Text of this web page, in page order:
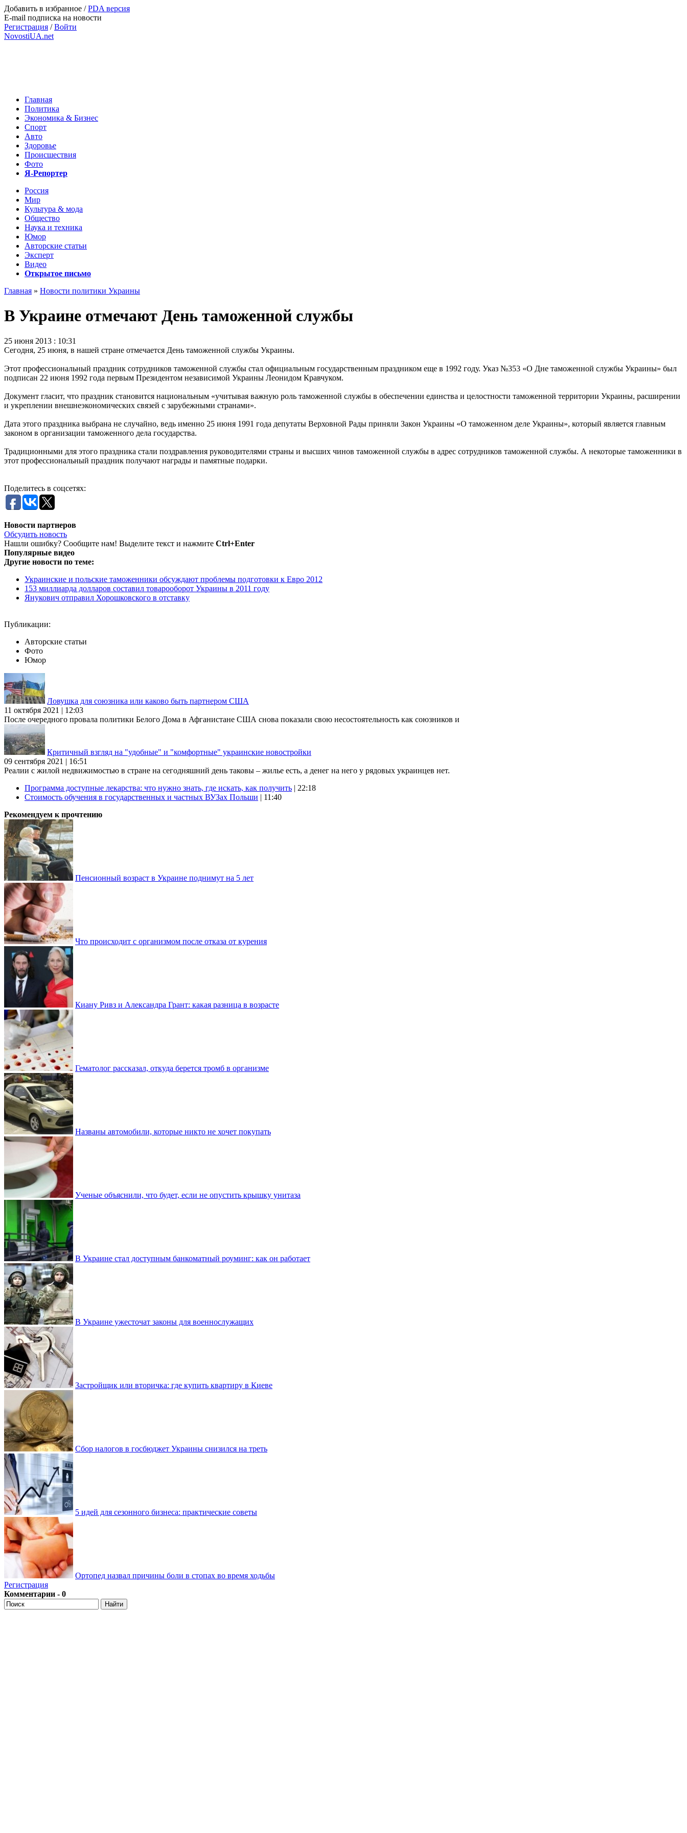
Добавить в избранное /PDA версия
E-mail подписка на новости
Регистрация /Войти
NovostiUA.net
Главная
Политика
Экономика & Бизнес
Спорт
Авто
Здоровье
Происшествия
Фото
Я-Репортер
Россия
Мир
Культура & мода
Общество
Наука и техника
Юмор
Авторские статьи
Эксперт
Видео
Открытое письмо
Главная » Новости политики Украины
В Украине отмечают День таможенной службы
25 июня 2013 : 10:31
Сегодня, 25 июня, в нашей стране отмечается День таможенной службы Украины.
Этот профессиональный праздник сотрудников таможенной службы стал официальным государственным праздником еще в 1992 году. Указ №353 «О Дне таможенной службы Украины» был
подписан 22 июня 1992 года первым Президентом независимой Украины Леонидом Кравчуком.
Документ гласит, что праздник становится национальным «учитывая важную роль таможенной службы в обеспечении единства и целостности таможенной территории Украины, расширении
и укреплении внешнеэкономических связей с зарубежными странами».
Дата этого праздника выбрана не случайно, ведь именно 25 июня 1991 года депутаты Верховной Рады приняли Закон Украины «О таможенном деле Украины», который является главным
законом в организации таможенного дела государства.
Традиционными для этого праздника стали поздравления руководителями страны и высших чинов таможенной службы в адрес сотрудников таможенной службы. А некоторые таможенники в
этот профессиональный праздник получают награды и памятные подарки.
Поделитесь в соцсетях:
Новости партнеров
Обсудить новость
Нашли ошибку? Сообщите нам! Выделите текст и нажмите Ctrl+Enter
Популярные видео
Другие новости по теме:
Украинские и польские таможенники обсуждают проблемы подготовки к Евро 2012
153 миллиарда долларов составил товарооборот Украины в 2011 году
Янукович отправил Хорошковского в отставку
Публикации:
Авторские статьи
Фото
Юмор
Ловушка для союзника или каково быть партнером США
11 октября 2021 | 12:03
После очередного провала политики Белого Дома в Афганистане США снова показали свою несостоятельность как союзников и
Критичный взгляд на "удобные" и "комфортные" украинские новостройки
09 сентября 2021 | 16:51
Реалии с жилой недвижимостью в стране на сегодняшний день таковы – жилье есть, а денег на него у рядовых украинцев нет.
Программа доступные лекарства: что нужно знать, где искать, как получить | 22:18
Стоимость обучения в государственных и частных ВУЗах Польши | 11:40
Рекомендуем к прочтению
Пенсионный возраст в Украине поднимут на 5 лет
Что происходит с организмом после отказа от курения
Киану Ривз и Александра Грант: какая разница в возрасте
Гематолог рассказал, откуда берется тромб в организме
Названы автомобили, которые никто не хочет покупать
Ученые объяснили, что будет, если не опустить крышку унитаза
В Украине стал доступным банкоматный роуминг: как он работает
В Украине ужесточат законы для военнослужащих
Застройщик или вторичка: где купить квартиру в Киеве
Сбор налогов в госбюджет Украины снизился на треть
5 идей для сезонного бизнеса: практические советы
Ортопед назвал причины боли в стопах во время ходьбы
Регистрация
Комментарии - 0